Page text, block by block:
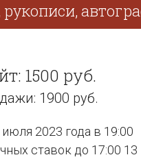
1500 руб.
1900 руб.
2023 года в 19:00
ставок до 17:00